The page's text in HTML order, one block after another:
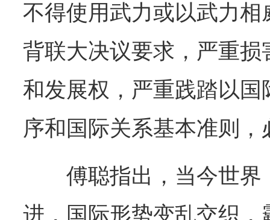
不得使用武力或以武力
背联大决议要求，严重
和发展权，严重践踏以
序和国际关系基本准则
傅聪指出，当今世
进，国际形势变乱交织